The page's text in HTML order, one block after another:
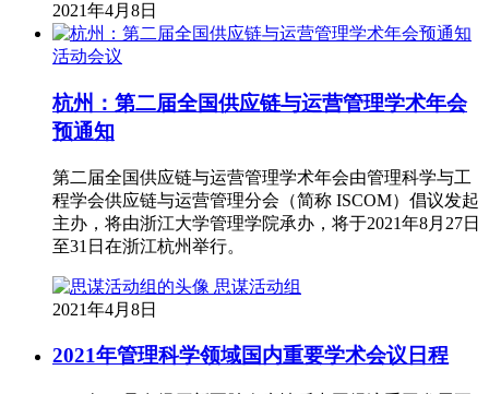
2021年4月8日
活动会议
杭州：第二届全国供应链与运营管理学术年会
预通知
第二届全国供应链与运营管理学术年会由管理科学与工
程学会供应链与运营管理分会（简称 ISCOM）倡议发起
主办，将由浙江大学管理学院承办，将于2021年8月27日
至31日在浙江杭州举行。
思谋活动组
2021年4月8日
2021年管理科学领域国内重要学术会议日程